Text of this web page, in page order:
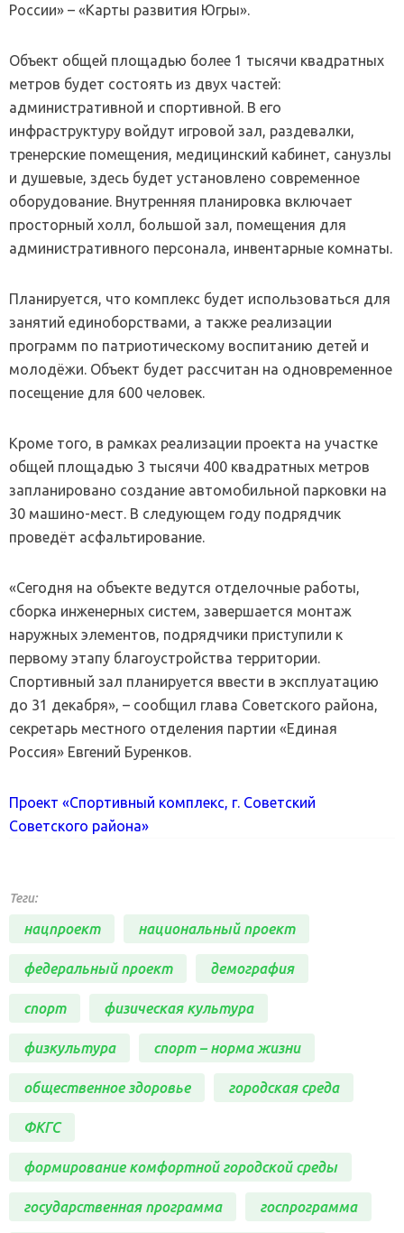
России» – «Карты развития Югры».
Объект общей площадью более 1 тысячи квадратных
метров будет состоять из двух частей:
административной и спортивной. В его
инфраструктуру войдут игровой зал, раздевалки,
тренерские помещения, медицинский кабинет, санузлы
и душевые, здесь будет установлено современное
оборудование. Внутренняя планировка включает
просторный холл, большой зал, помещения для
административного персонала, инвентарные комнаты.
Планируется, что комплекс будет использоваться для
занятий единоборствами, а также реализации
программ по патриотическому воспитанию детей и
молодёжи. Объект будет рассчитан на одновременное
посещение для 600 человек.
Кроме того, в рамках реализации проекта на участке
общей площадью 3 тысячи 400 квадратных метров
запланировано создание автомобильной парковки на
30 машино-мест. В следующем году подрядчик
проведёт асфальтирование.
«Сегодня на объекте ведутся отделочные работы,
сборка инженерных систем, завершается монтаж
наружных элементов, подрядчики приступили к
первому этапу благоустройства территории.
Спортивный зал планируется ввести в эксплуатацию
до 31 декабря», – сообщил глава Советского района,
секретарь местного отделения партии «Единая
Россия» Евгений Буренков.
Проект «Спортивный комплекс, г. Советский
Советского района»
Теги:
нацпроект национальный проект
федеральный проект демография
спорт физическая культура
физкультура спорт – норма жизни
общественное здоровье городская среда
ФКГС
формирование комфортной городской среды
государственная программа госпрограмма